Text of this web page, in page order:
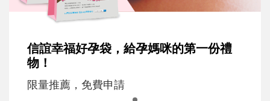
信誼幸福好孕袋，給孕媽咪的第一份禮
物！
限量推薦，免費申請